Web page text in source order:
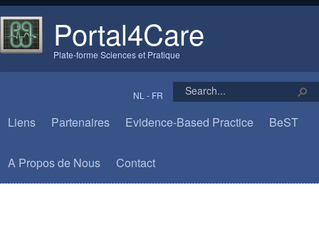
Portal4Care
Plate-forme Sciences et Pratique
NL - FR
Liens Partenaires Evidence-Based Practice BeST
A Propos de Nous Contact